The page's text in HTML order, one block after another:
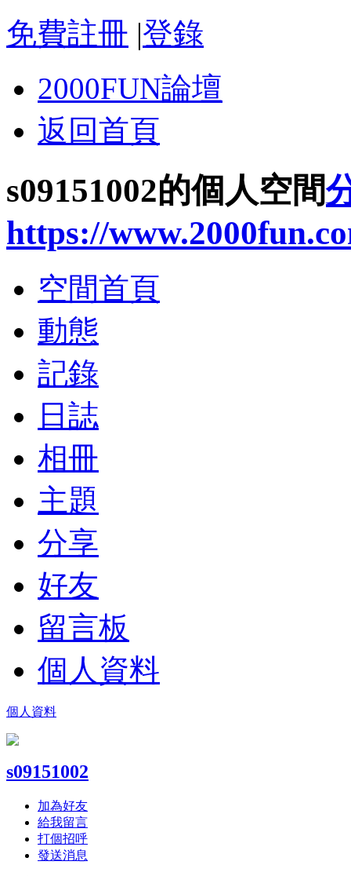
免費註冊 |登錄
2000FUN論壇
返回首頁
s09151002的個人空間
https://
空間首頁
動態
記錄
日誌
相冊
主題
分享
好友
留言板
個人資料
個人資料
s09151002
加為好友
給我留言
打個招呼
發送消息